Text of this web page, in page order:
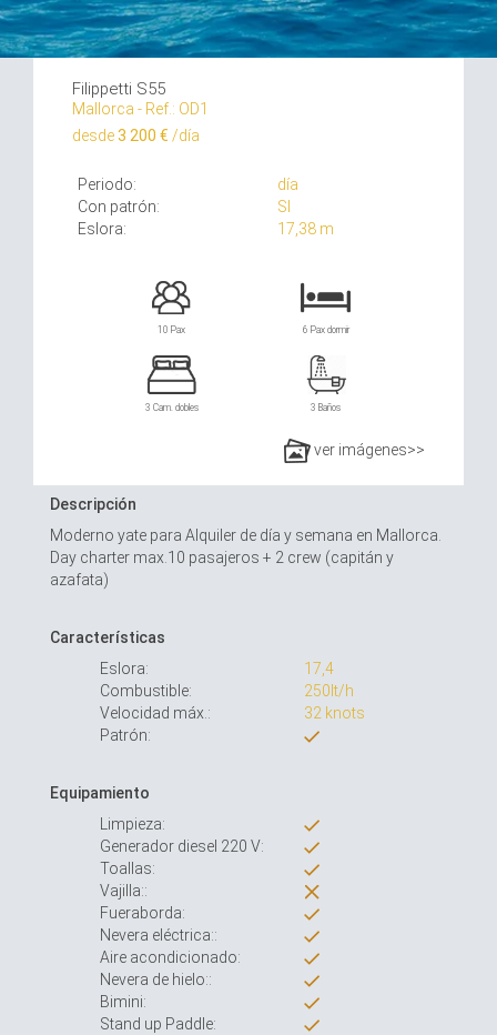
Filippetti S55
Mallorca - Ref.: OD1
desde3 200 € /día
Periodo:
día
Con patrón:
SI
Eslora:
17,38 m
10 Pax 6 Pax dormir
3 Cam. dobles 3 Baños
ver imágenes>>
Descripción
Moderno yate para Alquiler de día y semana en Mallorca.
Day charter max.10 pasajeros + 2 crew (capitán y
azafata)
Características
Eslora:
17,4
Combustible:
250lt/h
Velocidad máx.:
32 knots
Patrón:
Equipamiento
Limpieza:
Generador diesel 220 V:
Toallas:
Vajilla::
Fueraborda:
Nevera eléctrica::
Aire acondicionado:
Nevera de hielo::
Bimini:
Stand up Paddle: